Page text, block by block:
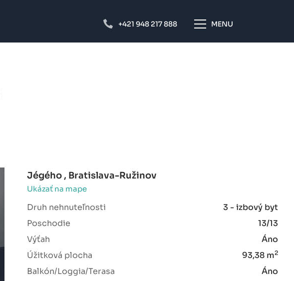
+421 948 217 888 MENU
Jégého , Bratislava-Ružinov
Ukázať na mape
Druh nehnuteľnosti
3 - izbový byt
Poschodie
13/13
Výťah
Áno
Úžitková plocha
93,38 m2
Balkón/Loggia/Terasa
Áno